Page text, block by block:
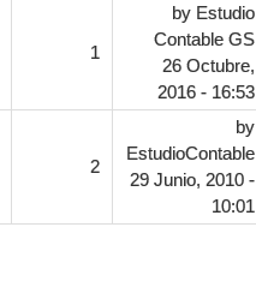
1
by Estudio
Contable GS
26 Octubre,
2016 - 16:53
2
by
EstudioContable
29 Junio, 2010 -
10:01